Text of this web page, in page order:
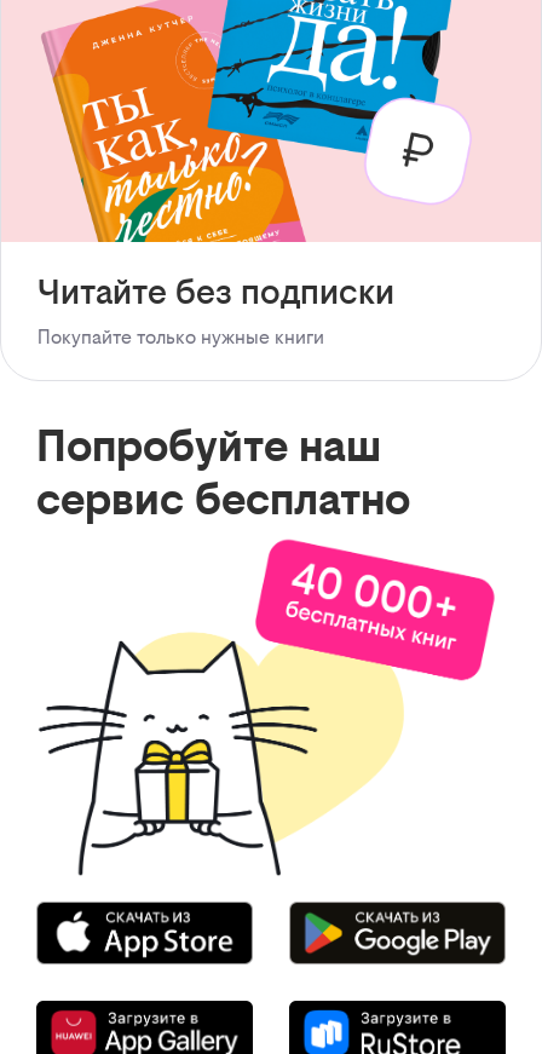
Читайте без подписки
Покупайте только нужные книги
Попробуйте наш
сервис бесплатно